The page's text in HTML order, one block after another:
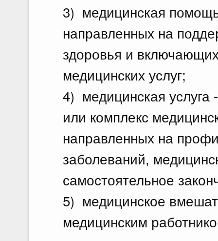
3) медицинская
направленных на
здоровья и
медицинских услуг;
4) медицинская
или комплекс
направленных на
заболеваний,
самостоятельное
5) медицинское
медицинским